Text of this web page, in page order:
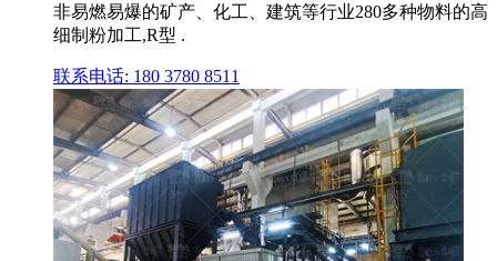
非易燃易爆的矿产、化工、建筑等行业280多种物料的高
细制粉加工,R型 .
联系电话: 180 3780 8511